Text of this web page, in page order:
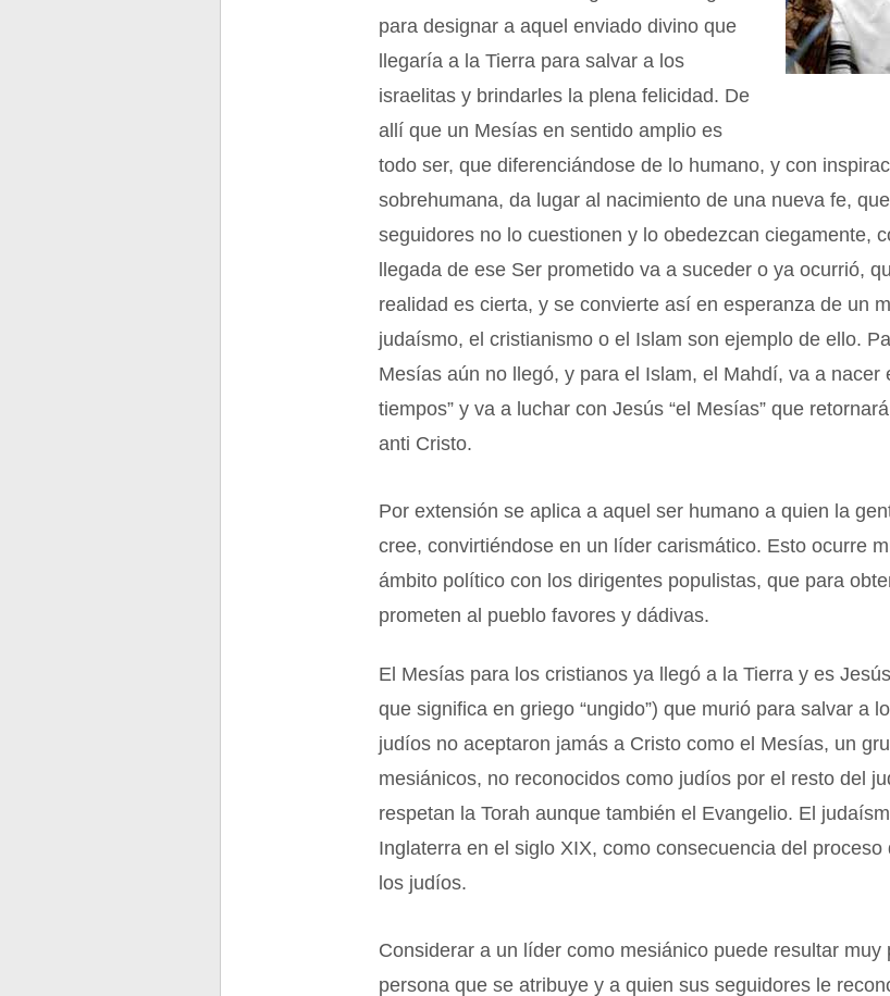
para designar a aquel enviado divino que
llegaría a la Tierra para salvar a los
israelitas y brindarles la plena felicidad. De
allí que un Mesías en sentido amplio es
todo ser, que diferenciándose de lo humano, y con
sobrehumana, da lugar al nacimiento de una nueva fe,
seguidores no lo cuestionen y lo obedezcan ciegamente,
llegada de ese Ser prometido va a suceder o ya ocurrió,
realidad es cierta, y se convierte así en esperanza de un
judaísmo, el cristianismo o el Islam son ejemplo de ello.
Mesías aún no llegó, y para el Islam, el Mahdí, va a nacer
tiempos” y va a luchar con Jesús “el Mesías” que
anti Cristo.
Por extensión se aplica a aquel ser humano a quien la
cree, convirtiéndose en un líder carismático. Esto ocurre
ámbito político con los dirigentes populistas, que para
prometen al pueblo favores y dádivas.
El Mesías para los cristianos ya llegó a la Tierra y es
que significa en griego “ungido”) que murió para salvar a
judíos no aceptaron jamás a Cristo como el Mesías, un
mesiánicos, no reconocidos como judíos por el resto del
respetan la Torah aunque también el Evangelio. El
Inglaterra en el siglo XIX, como consecuencia del
los judíos.
Considerar a un líder como mesiánico puede resultar muy
persona que se atribuye y a quien sus seguidores le